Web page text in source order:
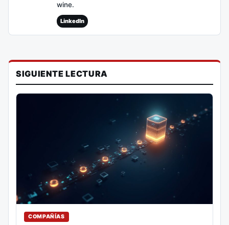
wine.
LinkedIn
SIGUIENTE LECTURA
COMPAÑÍAS